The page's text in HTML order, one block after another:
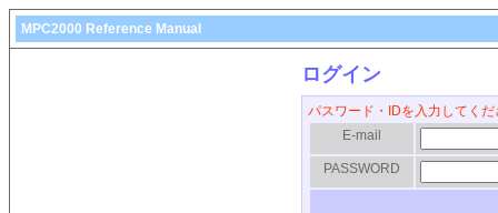
MPC2000 Reference Manual
ログイン
パスワード・IDを入力してくだ
E-mail
PASSWORD